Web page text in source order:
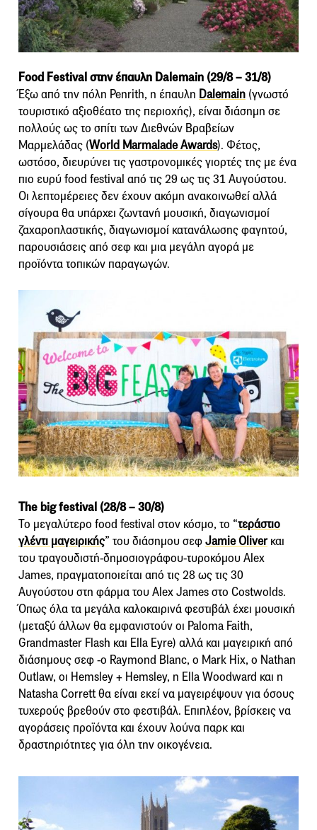
Food Festival στην έπαυλη Dalemain (29/8 – 31/8)
Έξω από την πόλη Penrith, η έπαυλη Dalemain (γνωστό
τουριστικό αξιοθέατο της περιοχής), είναι διάσημη σε
πολλούς ως το σπίτι των Διεθνών Βραβείων
Μαρμελάδας (World Marmalade Awards). Φέτος,
ωστόσο, διευρύνει τις γαστρονομικές γιορτές της με ένα
πιο ευρύ food festival από τις 29 ως τις 31 Αυγούστου.
Οι λεπτομέρειες δεν έχουν ακόμη ανακοινωθεί αλλά
σίγουρα θα υπάρχει ζωντανή μουσική, διαγωνισμοί
ζαχαροπλαστικής, διαγωνισμοί κατανάλωσης φαγητού,
παρουσιάσεις από σεφ και μια μεγάλη αγορά με
προϊόντα τοπικών παραγωγών.
The big festival (28/8 – 30/8)
Το μεγαλύτερο food festival στον κόσμο, το “τεράστιο
γλέντι μαγειρικής” του διάσημου σεφJamie Oliverκαι
του τραγουδιστή-δημοσιογράφου-τυροκόμου Alex
James, πραγματοποιείται από τις 28 ως τις 30
Αυγούστου στη φάρμα του Alex James στο Costwolds.
Όπως όλα τα μεγάλα καλοκαιρινά φεστιβάλ έχει μουσική
(μεταξύ άλλων θα εμφανιστούν οι Paloma Faith,
Grandmaster Flash και Ella Eyre) αλλά και μαγειρική από
διάσημους σεφ -ο Raymond Blanc, ο Mark Hix, ο Nathan
Outlaw, οι Hemsley + Hemsley, η Ella Woodward και η
Natasha Corrett θα είναι εκεί να μαγειρέψουν για όσους
τυχερούς βρεθούν στο φεστιβάλ. Επιπλέον, βρίσκεις να
αγοράσεις προϊόντα και έχουν λούνα παρκ και
δραστηριότητες για όλη την οικογένεια.